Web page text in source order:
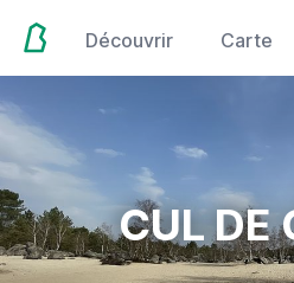
Découvrir Carte
CUL DE